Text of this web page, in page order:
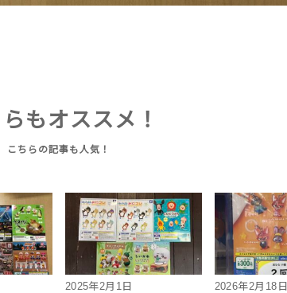
もオススメ！
2025年2月1日
2026年2月18日